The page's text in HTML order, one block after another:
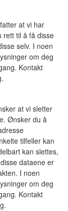
at vi har
rett til å få disse
selv. I noen
om deg
Kontakt
at vi sletter
Ønsker du å
tilfeller kan
kan slettes,
dataene er
I noen
om deg
Kontakt